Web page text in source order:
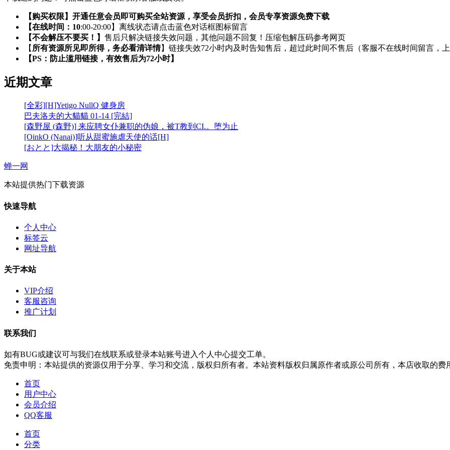
【购买权限】开通任意会员即可购买全站资源，享受会员折扣，会员专享资源免费下载
【在线时间：10:00-20:00】离线状态请点击蓝色对话框图标留言
【不会解压不要买！】 售后只解决链接失效问题，其他问题不回复！压缩包解压码参考网页
【 所有资源所见即所得，务必看清详情】链接失效72小时内及时告知售后，超过此时间不售后（客服不在线时间留言，上
【PS：防止滥用链接，有效售后为72小时】
近期文章
[全彩][H]Yetigo NullQ 健身房
巴夫洛夫的大貓貓 01-14 [完結]
[森野屋 (森野)] 来应聘女仆兼职的伪娘，被T教到CI.。堕为止
[OinkO (Nanai)]听从甜蜜施虐天使的话[H]
[おとと]大揭秘！大朋友的小秘密
蝉一网
本站提供热门下载资源
快速导航
个人中心
标签云
网址导航
关于本站
VIP介绍
客服咨询
推广计划
联系我们
如有BUG或建议可与我们在线联系或登录本站账号进入个人中心提交工单。
免责申明：本站提供的资源仅用于分享、学习和交流，版权归所有者。本站资料版权归属原作者或原公司所有，本店收取的费
首页
用户中心
会员介绍
QQ客服
首页
分类